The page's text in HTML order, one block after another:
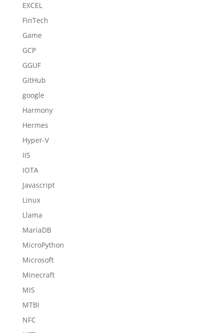
EXCEL
FinTech
Game
GCP
GGUF
GitHub
google
Harmony
Hermes
Hyper-V
IIS
IOTA
Javascript
Linux
Llama
MariaDB
MicroPython
Microsoft
Minecraft
MIS
MTBI
NFC